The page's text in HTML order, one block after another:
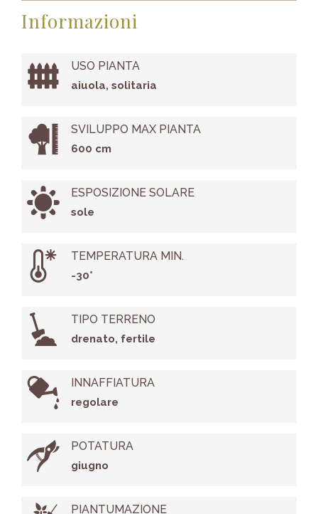
Informazioni
USO PIANTA
aiuola, solitaria
SVILUPPO MAX PIANTA
600 cm
ESPOSIZIONE SOLARE
sole
TEMPERATURA MIN.
-30°
TIPO TERRENO
drenato, fertile
INNAFFIATURA
regolare
POTATURA
giugno
PIANTUMAZIONE